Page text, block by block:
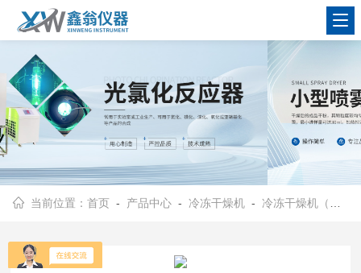
查看更多
当前位置：首页 - 产品中心 -冷冻干燥机 -冷冻干燥机（普通型）